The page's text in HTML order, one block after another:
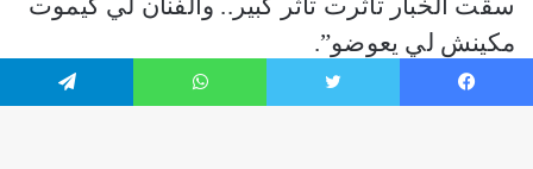
فيسبوك تويتر واتساب تيلقرام